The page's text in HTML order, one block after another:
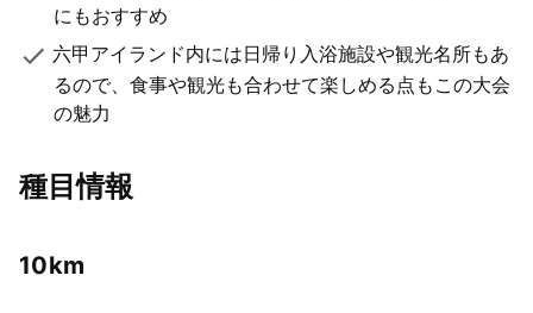
にもおすすめ
六甲アイランド内には日帰り入浴施設や観光名所もあ
るので、食事や観光も合わせて楽しめる点もこの大会
の魅力
種目情報
10km